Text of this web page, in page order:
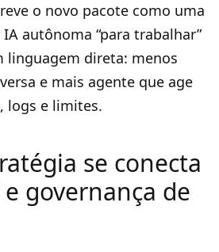
o novo pacote como uma
autônoma “para trabalhar”
linguagem direta: menos
e mais agente que age
logs e limites.
se conecta
e governança de